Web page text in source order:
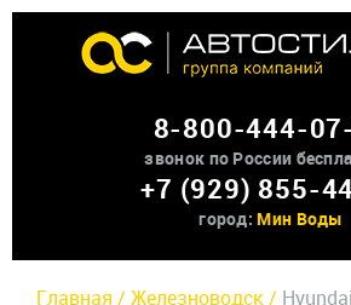
Аренда доп
О нас
Контакты
8-800-444-
звонок по России
+7 (929) 855-
город: Мин Воды
Главная / Железноводск /